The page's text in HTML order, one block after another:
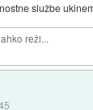
službe
reži...